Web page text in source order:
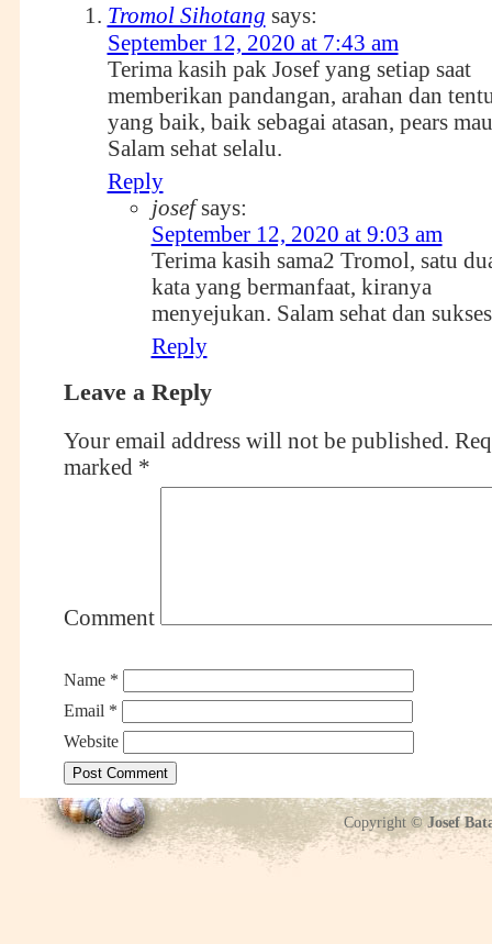
Tromol Sihotang says:
September 12, 2020 at 7:43 am
Terima kasih pak Josef yang setiap saat
memberikan pandangan, arahan dan
yang baik, baik sebagai atasan, pears
Salam sehat selalu.
Reply
josef says:
September 12, 2020 at 9:03 am
Terima kasih sama2 Tromol, satu
kata yang bermanfaat, kiranya
menyejukan. Salam sehat dan sukses
Reply
Leave a Reply
Your email address will not be published.
marked *
Comment
Name *
Email *
Website
Copyright ©Josef